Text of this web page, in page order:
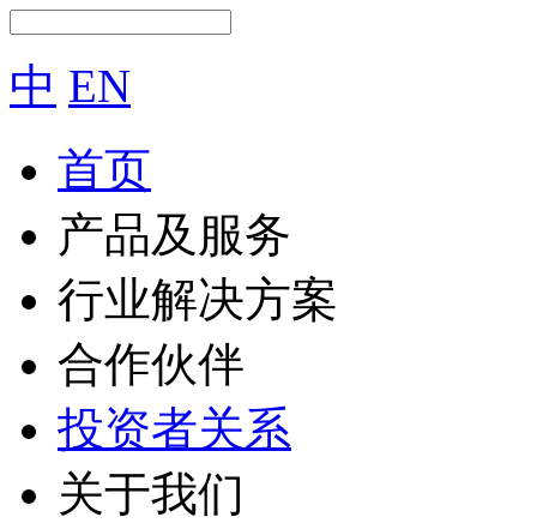
中 EN
首页
产品及服务
行业解决方案
合作伙伴
投资者关系
关于我们